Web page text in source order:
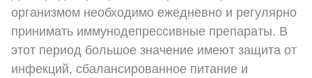
организмом необходимо ежедневно и регулярно
принимать иммунодепрессивные препараты. В
этот период большое значение имеют защита от
инфекций, сбалансированное питание и